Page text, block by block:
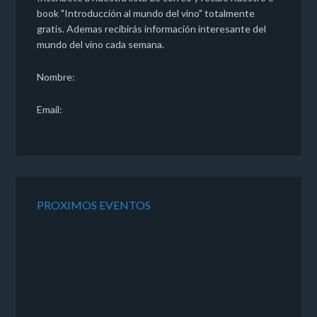
book "Introducción al mundo del vino" totalmente
gratis. Ademas recibirás información interesante del
mundo del vino cada semana.
Nombre:
Email:
PROXIMOS EVENTOS